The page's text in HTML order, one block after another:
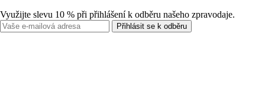
Využijte slevu 10 % při přihlášení k odběru našeho zpravodaje.
Přihlásit se k odběru